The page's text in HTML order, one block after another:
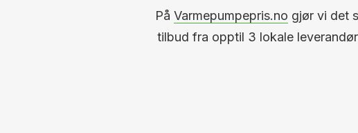
På Varmepumpepris.no gjør vi det
tilbud fra opptil 3 lokale